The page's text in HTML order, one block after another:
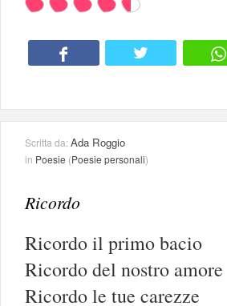
Scritta da:Ada Roggio
in Poesie (Poesie personali)
Ricordo
Ricordo il primo bacio
Ricordo del nostro amore
Ricordo le tue carezze